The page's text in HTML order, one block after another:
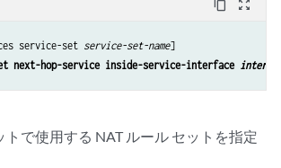
content_copy zoom_out_map
service-set service-set-name]
next-hop-service inside-service-interface
トで使用する NAT ルール セットを指定